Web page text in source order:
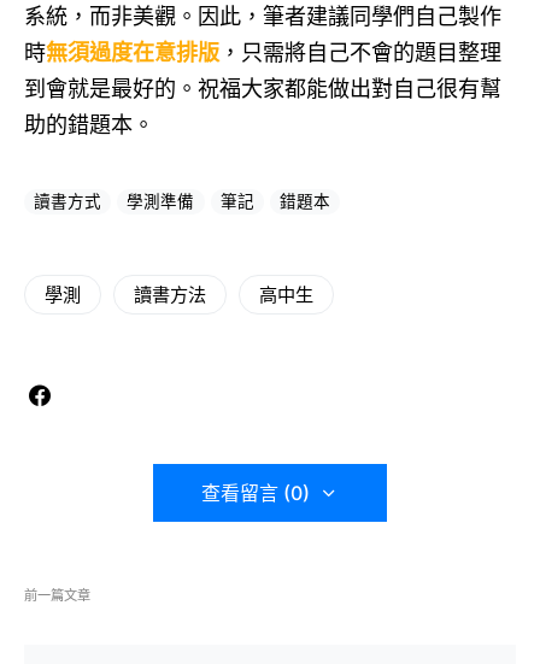
系統，而非美觀。因此，筆者建議同學們自己製作
時無須過度在意排版 ，只需將自己不會的題目整理
到會就是最好的。祝福大家都能做出對自己很有幫
助的錯題本。
讀書方式 學測準備 筆記 錯題本
學測 讀書方法 高中生
查看留言 (0)
前一篇文章